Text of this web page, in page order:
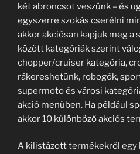
két abroncsot veszünk – és
egyszerre szokás cserélni
akkor akciósan kapjuk meg a
között kategóriák szerint
chopper/cruiser kategória,
rákereshetünk, robogók,
supermoto és városi
akció menüben. Ha például
akkor 10 különböző akciós
A kilistázott termékekről egy